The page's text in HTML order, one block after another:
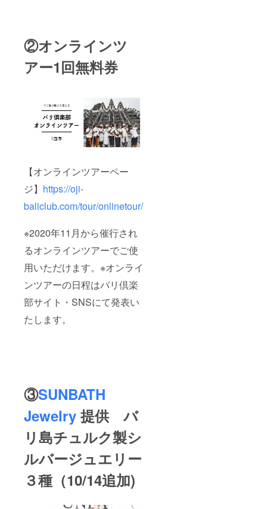
②オンラインツ
アー1回無料券
【オンラインツアーペー
ジ】 https://oji-
baliclub.com/tour/onlinetour/
※2020年11月から催行され
るオンラインツアーでご使
用いただけます。※オンライ
ンツアーの日程はバリ倶楽
部サイト・SNSにて発表い
たします。
③SUNBATH
Jewelry 提供 バ
リ島チュルク製シ
ルバージュエリー
３種（10/14追加)